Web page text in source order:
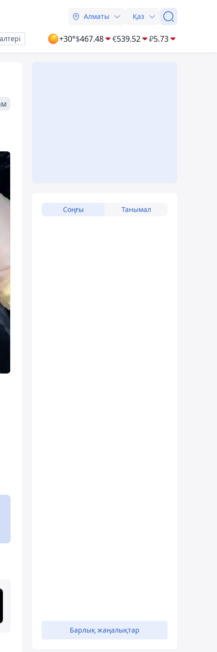
Алматы Қаз
+30°$467.48 €539.52 ₽5.73
Соңғы Танымал
Барлық жаңалықтар